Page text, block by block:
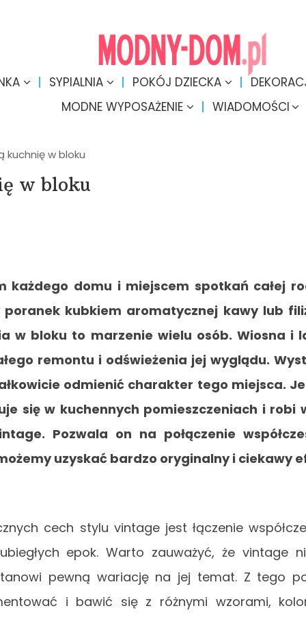
SYPIALNIA POKÓJ DZIECKA
MODNE WYPOSAŻENIE
WIADOMOŚCI
kuchnię w bloku
w bloku
każdego domu i miejscem spotkań całej
kubkiem aromatycznej kawy lub
w bloku to marzenie wielu osób. Wiosna i
remontu i odświeżenia jej wyglądu.
odmienić charakter tego miejsca.
się w kuchennych pomieszczeniach i robi
Pozwala on na połączenie
uzyskać bardzo oryginalny i ciekawy
cech stylu vintage jest łączenie
epok. Warto zauważyć, że vintage
pewną wariację na jej temat. Z tego
i bawić się z różnymi wzorami,